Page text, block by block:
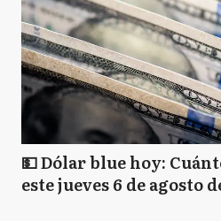
💵 Dólar blue hoy:
este jueves 6 de agosto